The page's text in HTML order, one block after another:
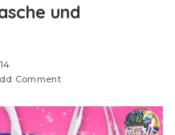
und
Comment